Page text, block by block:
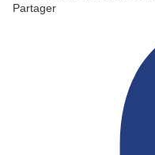
Partager